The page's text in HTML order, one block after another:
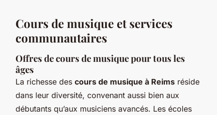
Cours de musique et services
communautaires
Offres de cours de musique pour tous les
âges
La richesse des cours de musique à Reims réside
dans leur diversité, convenant aussi bien aux
débutants qu’aux musiciens avancés. Les écoles